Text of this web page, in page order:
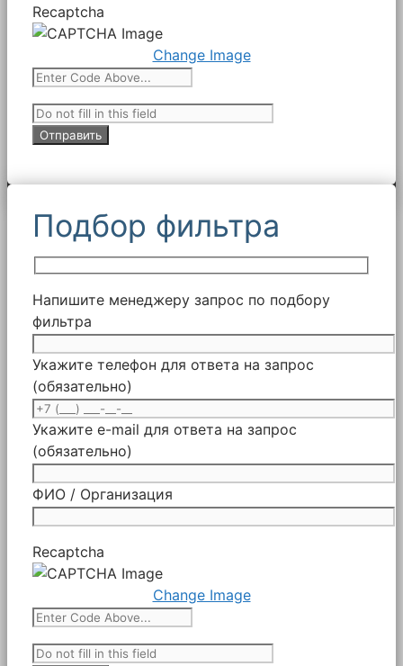
Recaptcha
Change Image
Подбор фильтра
Напишите менеджеру запрос по подбору
фильтра
Укажите телефон для ответа на запрос
(обязательно)
Укажите e-mail для ответа на запрос
(обязательно)
ФИО / Организация
Recaptcha
Change Image